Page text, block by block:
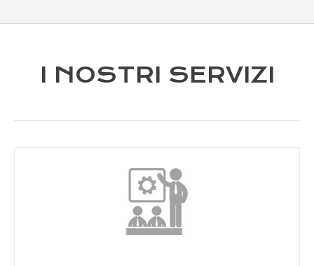
I NOSTRI SERVIZI